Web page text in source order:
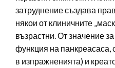
затруднение създава
някои от клиничните
възрастни. От значение
функция на панкреасаса,
в изпражненията) и